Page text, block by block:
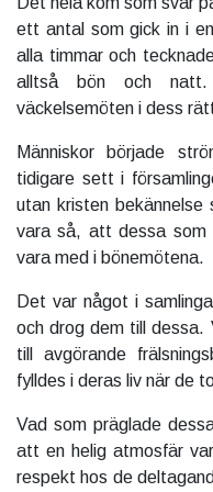
ett antal som gick in i
alla timmar och
alltså bön och
väckelsemöten i dess
Människor började
tidigare sett i
utan kristen
vara så, att dessa som
vara med i bönemötena.
Det var något i
och drog dem till dessa.
till avgörande
fylldes i deras liv när de
Vad som präglade
att en helig atmosfär
respekt hos de